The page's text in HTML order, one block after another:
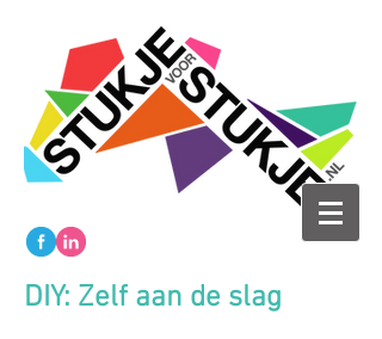
DIY: Zelf aan de slag